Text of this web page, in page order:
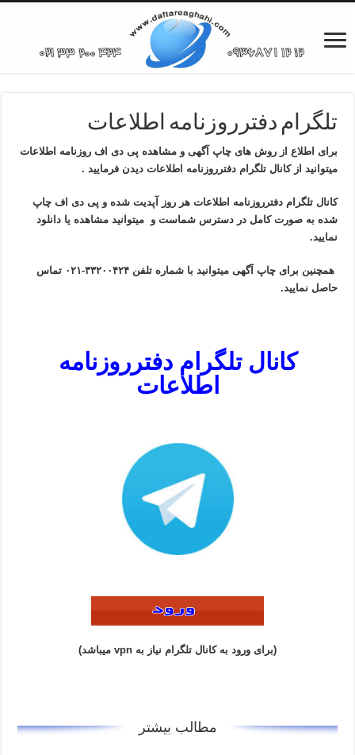
تلگرام دفترروزنامه اطلاعات
برای اطلاع از روش های چاپ آگهی و مشاهده پی دی اف روزنامه اطلاعات
میتوانید از کانال تلگرام دفترروزنامه اطلاعات دیدن فرمایید .
کانال تلگرام دفترروزنامه اطلاعات هر روز آپدیت شده و پی دی اف چاپ
شده به صورت کامل در دسترس شماست و میتوانید مشاهده یا دانلود
نمایید.
همچنین برای چاپ آگهی میتوانید با شماره تلفن ۳۳۲۰۰۴۲۴-۰۲۱ تماس
حاصل نمایید.
کانال تلگرام دفترروزنامه
اطلاعات
(برای ورود به کانال تلگرام نیاز به vpn میباشد)
مطالب بیشتر